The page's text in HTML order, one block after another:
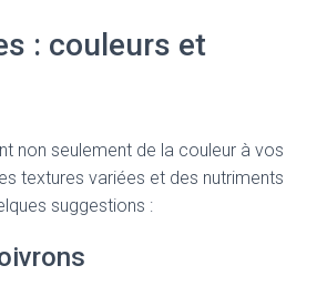
: couleurs et
non seulement de la couleur à vos
textures variées et des nutriments
suggestions :